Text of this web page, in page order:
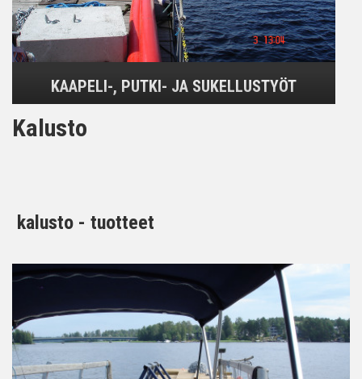
KAAPELI-, PUTKI- JA SUKELLUSTYÖT
Kalusto
kalusto - tuotteet